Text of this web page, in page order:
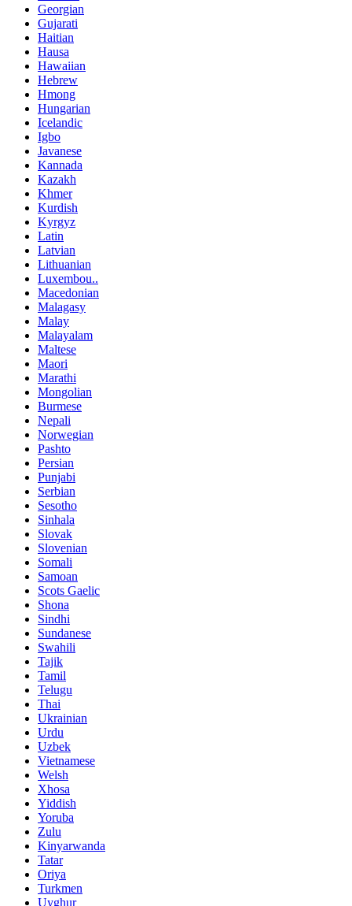
Georgian
Gujarati
Haitian
Hausa
Hawaiian
Hebrew
Hmong
Hungarian
Icelandic
Igbo
Javanese
Kannada
Kazakh
Khmer
Kurdish
Kyrgyz
Latin
Latvian
Lithuanian
Luxembou..
Macedonian
Malagasy
Malay
Malayalam
Maltese
Maori
Marathi
Mongolian
Burmese
Nepali
Norwegian
Pashto
Persian
Punjabi
Serbian
Sesotho
Sinhala
Slovak
Slovenian
Somali
Samoan
Scots Gaelic
Shona
Sindhi
Sundanese
Swahili
Tajik
Tamil
Telugu
Thai
Ukrainian
Urdu
Uzbek
Vietnamese
Welsh
Xhosa
Yiddish
Yoruba
Zulu
Kinyarwanda
Tatar
Oriya
Turkmen
Uyghur